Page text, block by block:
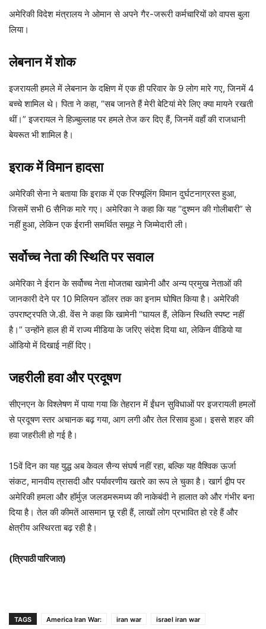
अमेरिकी विदेश मंत्रालय ने ओमान से अपने गैर-जरूरी कर्मचारियों को वापस बुला
लिया।
लेबनान में शोक
इजरायली हमले में लेबनान के दक्षिण में एक ही परिवार के 9 लोग मारे गए, जिनमें 4
बच्चे शामिल थे। पिता ने कहा, “सब जानते हैं मेरी बेटियां मेरे लिए क्या मायने रखती
थीं।” इजरायल ने हिज़्बुल्लाह पर हमले तेज कर दिए हैं, जिनमें वहाँ की राजधानी
बेयरूत भी शामिल है।
इराक में विमान हादसा
अमेरिकी सेना ने बताया कि इराक में एक रिफ्यूलिंग विमान दुर्घटनाग्रस्त हुआ,
जिसमें सभी 6 सैनिक मारे गए। अमेरिका ने कहा कि यह “दुश्मन की गोलीबारी” से
नहीं हुआ, लेकिन एक ईरानी समर्थित समूह ने जिम्मेदारी ली।
सर्वोच्च नेता की स्थिति पर सवाल
अमेरिका ने ईरान के सर्वोच्च नेता मोजतबा खामेनी और अन्य प्रमुख नेताओं की
जानकारी देने पर 10 मिलियन डॉलर तक का इनाम घोषित किया है। अमेरिकी
उपराष्ट्रपति जे.डी. वेंस ने कहा कि खामेनी “घायल हैं, लेकिन स्थिति स्पष्ट नहीं
है।” उन्होंने हाल ही में राज्य मीडिया के जरिए संदेश दिया था, लेकिन वीडियो या
ऑडियो में दिखाई नहीं दिए।
जहरीली हवा और प्रदूषण
सीएनएन के विश्लेषण में पाया गया कि तेहरान में ईंधन सुविधाओं पर इजरायली हमलों
से प्रदूषण स्तर अचानक बढ़ गया, आग लगी और तेल रिसाव हुआ। इससे शहर की
हवा जहरीली हो गई है।
15वें दिन का यह युद्ध अब केवल सैन्य संघर्ष नहीं रहा, बल्कि यह वैश्विक ऊर्जा
संकट, मानवीय त्रासदी और पर्यावरणीय खतरे का रूप ले चुका है। खार्ग द्वीप पर
अमेरिकी हमला और हॉर्मुज़ जलडमरूमध्य की नाकेबंदी ने हालात को और गंभीर बना
दिया है। तेल की कीमतें आसमान छू रही हैं, लाखों लोग प्रभावित हो रहे हैं और
क्षेत्रीय अस्थिरता बढ़ रही है।
(त्रिपाठी पारिजात)
TAGS America Iran War: iran war
israel iran war